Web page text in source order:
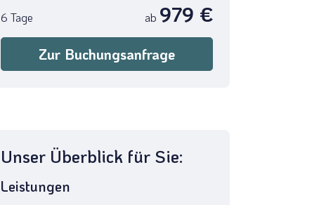
6 Tage ab 979 €
Zur Buchungsanfrage
Unser Überblick für Sie:
Leistungen